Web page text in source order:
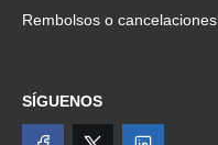
Rembolsos o cancelaciones
SÍGUENOS